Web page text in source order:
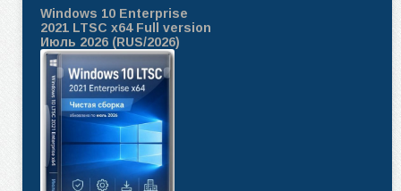
Windows 10 Enterprise
2021 LTSC x64 Full version
Июль 2026 (RUS/2026)